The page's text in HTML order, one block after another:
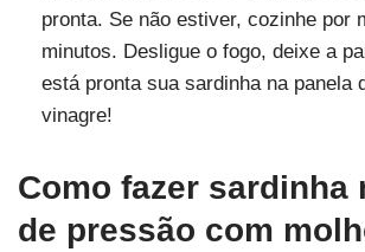
pronta. Se não estiver, cozinhe por
minutos. Desligue o fogo, deixe a
está pronta sua sardinha na panela
vinagre!
Como fazer sardinha
de pressão com